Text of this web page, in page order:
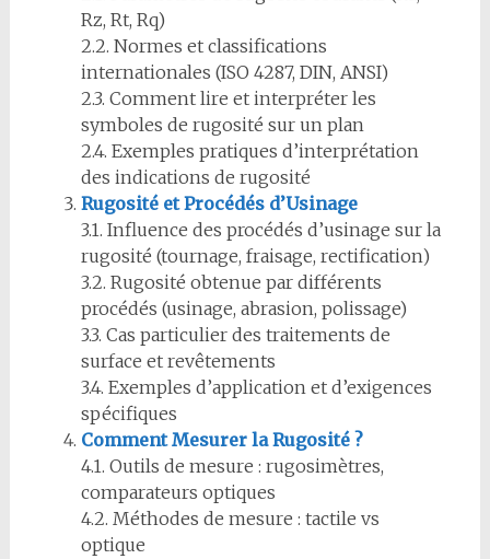
Rz, Rt, Rq)
2.2. Normes et classifications
internationales (ISO 4287, DIN, ANSI)
2.3. Comment lire et interpréter les
symboles de rugosité sur un plan
2.4. Exemples pratiques d’interprétation
des indications de rugosité
Rugosité et Procédés d’Usinage
3.1. Influence des procédés d’usinage sur la
rugosité (tournage, fraisage, rectification)
3.2. Rugosité obtenue par différents
procédés (usinage, abrasion, polissage)
3.3. Cas particulier des traitements de
surface et revêtements
3.4. Exemples d’application et d’exigences
spécifiques
Comment Mesurer la Rugosité ?
4.1. Outils de mesure : rugosimètres,
comparateurs optiques
4.2. Méthodes de mesure : tactile vs
optique